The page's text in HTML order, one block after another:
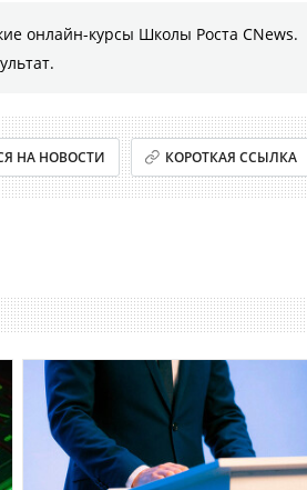
онлайн-курсы Школы Роста CNews.
НА НОВОСТИ КОРОТКАЯ ССЫЛКА